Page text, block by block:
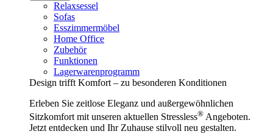
Relaxsessel
Sofas
Esszimmermöbel
Home Office
Zubehör
Funktionen
Lagerwarenprogramm
Design trifft Komfort – zu besonderen Konditionen
Erleben Sie zeitlose Eleganz und außergewöhnlichen
Sitzkomfort mit unseren aktuellen Stressless® Angeboten.
Jetzt entdecken und Ihr Zuhause stilvoll neu gestalten.